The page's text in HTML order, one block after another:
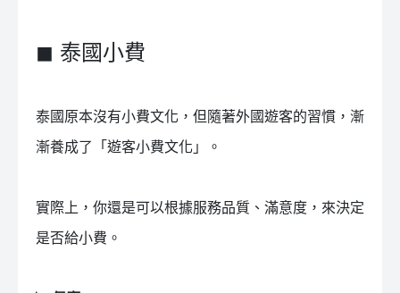
◼ 泰國小費
泰國原本沒有小費文化，但隨著外國遊客的習慣，漸
漸養成了「遊客小費文化」。
實際上，你還是可以根據服務品質、滿意度，來決定
是否給小費。